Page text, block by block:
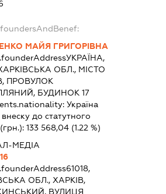
МАЙЯ ГРИГОРІВНА
УКРАЇНА,
ХАРКІВСЬКА ОБЛ., МІСТО
ПРОВУЛОК
БУДИНОК 17
Україна
внеску до статутного
133 568,04 (1.22 %)
МЕДІА
61018,
ОБЛ., ХАРКІВ,
ВУЛИЦЯ